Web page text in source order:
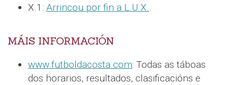
X.1: Arrincou por fin a L.U.X..
MÁIS INFORMACIÓN
www.futboldacosta.com: Todas as táboas
dos horarios, resultados, clasificacións e